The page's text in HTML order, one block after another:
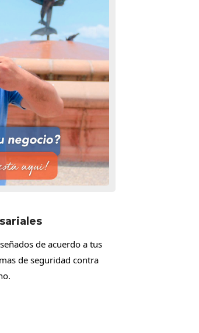
de acuerdo a tus
de seguridad contra